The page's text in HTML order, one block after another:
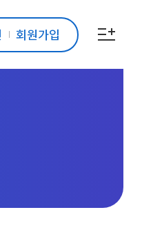
회원가입